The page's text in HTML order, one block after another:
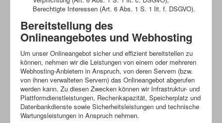
Berechtigte Interessen (Art. 6 Abs. 1 S. 1 lit. f. DSGVO).
Bereitstellung des
Onlineangebotes und Webhosting
Um unser Onlineangebot sicher und effizient bereitstellen zu
können, nehmen wir die Leistungen von einem oder mehreren
Webhosting-Anbietern in Anspruch, von deren Servern (bzw.
von ihnen verwalteten Servern) das Onlineangebot abgerufen
werden kann. Zu diesen Zwecken können wir Infrastruktur- und
Plattformdienstleistungen, Rechenkapazität, Speicherplatz und
Datenbankdienste sowie Sicherheitsleistungen und technische
Wartungsleistungen in Anspruch nehmen.